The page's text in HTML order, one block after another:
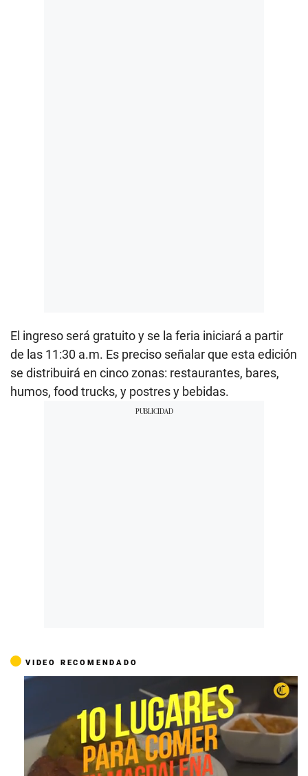
El ingreso será gratuito y se la feria iniciará a partir
de las 11:30 a.m. Es preciso señalar que esta edición
se distribuirá en cinco zonas: restaurantes, bares,
humos, food trucks, y postres y bebidas.
VIDEO RECOMENDADO